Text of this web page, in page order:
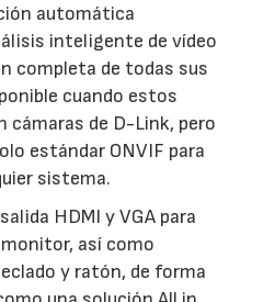
automática
inteligente de vídeo
completa de todas sus
cuando estos
cámaras de D-Link, pero
estándar ONVIF para
sistema.
HDMI y VGA para
así como
y ratón, de forma